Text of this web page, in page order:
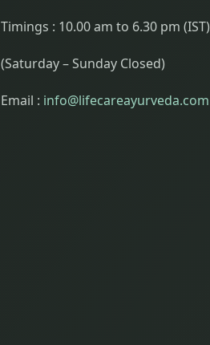
Timings : 10.00 am to 6.30 pm (IST)
(Saturday – Sunday Closed)
Email : info@lifecareayurveda.com